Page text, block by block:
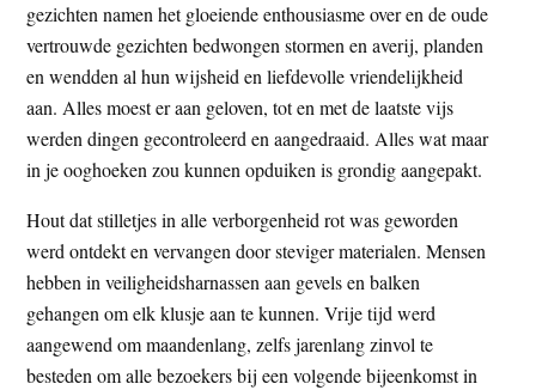
gezichten namen het gloeiende enthousiasme over en de oude
vertrouwde gezichten bedwongen stormen en averij, planden
en wendden al hun wijsheid en liefdevolle vriendelijkheid
aan. Alles moest er aan geloven, tot en met de laatste vijs
werden dingen gecontroleerd en aangedraaid. Alles wat maar
in je ooghoeken zou kunnen opduiken is grondig aangepakt.
Hout dat stilletjes in alle verborgenheid rot was geworden
werd ontdekt en vervangen door steviger materialen. Mensen
hebben in veiligheidsharnassen aan gevels en balken
gehangen om elk klusje aan te kunnen. Vrije tijd werd
aangewend om maandenlang, zelfs jarenlang zinvol te
besteden om alle bezoekers bij een volgende bijeenkomst in